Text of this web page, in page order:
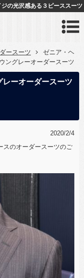
の光沢感ある３ピーススーツ
ースーツ
ゼニア・ヘ
ングレーオーダースーツ
ーオーダースーツ
2020/2/4
スのオーダースーツのご